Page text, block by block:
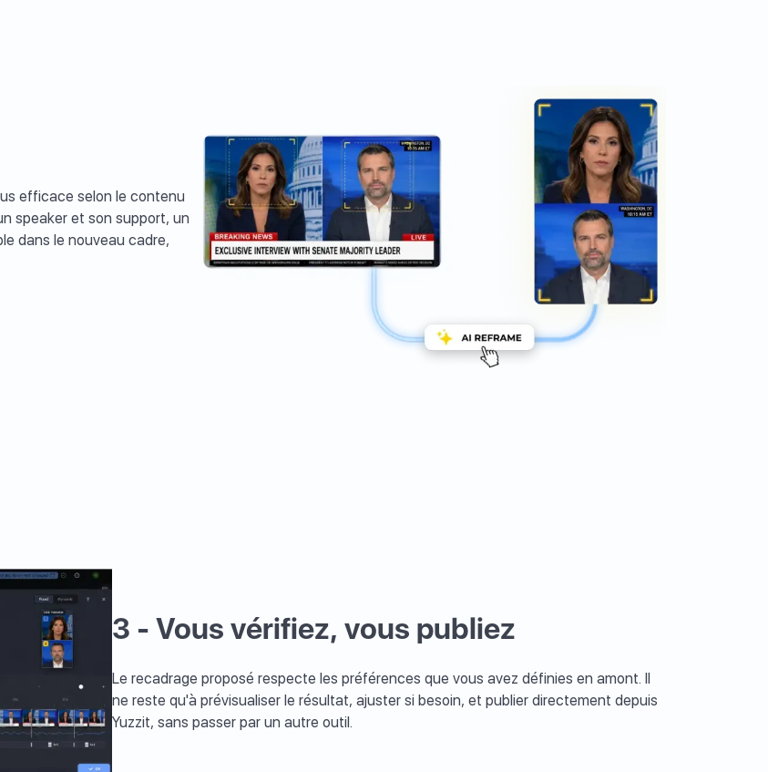
efficace selon le contenu
speaker et son support, un
dans le nouveau cadre,
3 - Vous vérifiez, vous publiez
Le recadrage proposé respecte les préférences que vous avez définies en amont. Il
ne reste qu'à prévisualiser le résultat, ajuster si besoin, et publier directement depuis
Yuzzit, sans passer par un autre outil.